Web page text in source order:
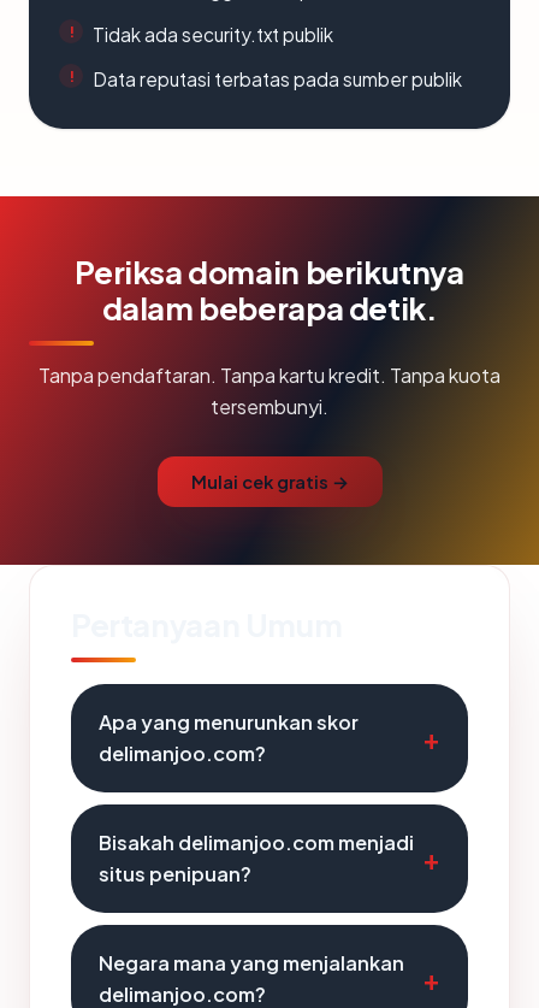
Tidak ada security.txt publik
Data reputasi terbatas pada sumber publik
Periksa domain berikutnya
dalam beberapa detik.
Tanpa pendaftaran. Tanpa kartu kredit. Tanpa kuota
tersembunyi.
Mulai cek gratis →
Apa yang menurunkan skor
delimanjoo.com?
Bisakah delimanjoo.com menjadi
situs penipuan?
Negara mana yang menjalankan
delimanjoo.com?